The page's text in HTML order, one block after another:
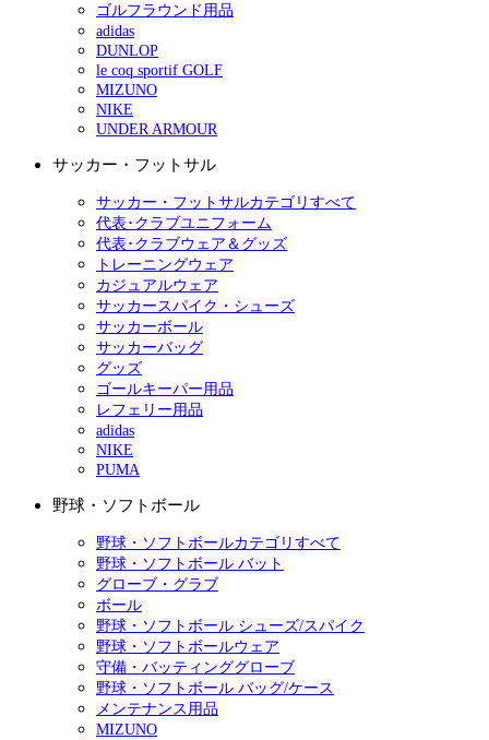
ゴルフラウンド用品
adidas
DUNLOP
le coq sportif GOLF
MIZUNO
NIKE
UNDER ARMOUR
サッカー・フットサル
サッカー・フットサルカテゴリすべて
代表･クラブユニフォーム
代表･クラブウェア＆グッズ
トレーニングウェア
カジュアルウェア
サッカースパイク・シューズ
サッカーボール
サッカーバッグ
グッズ
ゴールキーパー用品
レフェリー用品
adidas
NIKE
PUMA
野球・ソフトボール
野球・ソフトボールカテゴリすべて
野球・ソフトボール バット
グローブ・グラブ
ボール
野球・ソフトボール シューズ/スパイク
野球・ソフトボールウェア
守備・バッティンググローブ
野球・ソフトボール バッグ/ケース
メンテナンス用品
MIZUNO